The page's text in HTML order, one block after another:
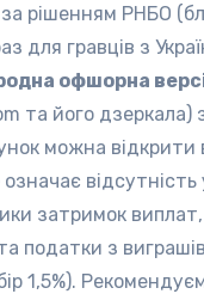
рішенням РНБО
для гравців з
офшорна
та його дзеркала)
можна відкрити
відсутність
затримок виплат,
податки з
1,5%).